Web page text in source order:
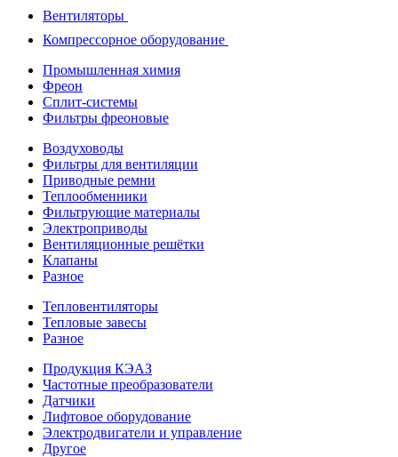
Вентиляторы
Компрессорное оборудование
Промышленная химия
Фреон
Сплит-системы
Фильтры фреоновые
Воздуховоды
Фильтры для вентиляции
Приводные ремни
Теплообменники
Фильтрующие материалы
Электроприводы
Вентиляционные решётки
Клапаны
Разное
Тепловентиляторы
Тепловые завесы
Разное
Продукция КЭАЗ
Частотные преобразователи
Датчики
Лифтовое оборудование
Электродвигатели и управление
Другое